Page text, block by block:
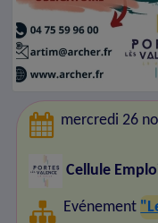
mercredi 26
Cellule
Evénement